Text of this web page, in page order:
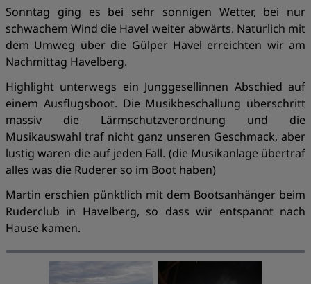
Sonntag ging es bei sehr sonnigen Wetter, bei nur
schwachem Wind die Havel weiter abwärts. Natürlich mit
dem Umweg über die Gülper Havel erreichten wir am
Nachmittag Havelberg.
Highlight unterwegs ein Junggesellinnen Abschied auf
einem Ausflugsboot. Die Musikbeschallung überschritt
massiv die Lärmschutzverordnung und die
Musikauswahl traf nicht ganz unseren Geschmack, aber
lustig waren die auf jeden Fall. (die Musikanlage übertraf
alles was die Ruderer so im Boot haben)
Martin erschien pünktlich mit dem Bootsanhänger beim
Ruderclub in Havelberg, so dass wir entspannt nach
Hause kamen.